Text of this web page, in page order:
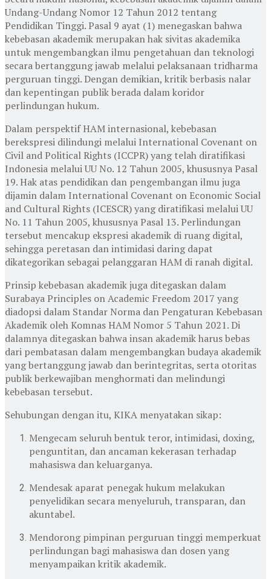
Undang-Undang Nomor 12 Tahun 2012 tentang
Pendidikan Tinggi. Pasal 9 ayat (1) menegaskan bahwa
kebebasan akademik merupakan hak sivitas akademika
untuk mengembangkan ilmu pengetahuan dan teknologi
secara bertanggung jawab melalui pelaksanaan tridharma
perguruan tinggi. Dengan demikian, kritik berbasis nalar
dan kepentingan publik berada dalam koridor
perlindungan hukum.
Dalam perspektif HAM internasional, kebebasan
berekspresi dilindungi melalui International Covenant on
Civil and Political Rights (ICCPR) yang telah diratifikasi
Indonesia melalui UU No. 12 Tahun 2005, khususnya Pasal
19. Hak atas pendidikan dan pengembangan ilmu juga
dijamin dalam International Covenant on Economic Social
and Cultural Rights (ICESCR) yang diratifikasi melalui UU
No. 11 Tahun 2005, khususnya Pasal 13. Perlindungan
tersebut mencakup ekspresi akademik di ruang digital,
sehingga peretasan dan intimidasi daring dapat
dikategorikan sebagai pelanggaran HAM di ranah digital.
Prinsip kebebasan akademik juga ditegaskan dalam
Surabaya Principles on Academic Freedom 2017 yang
diadopsi dalam Standar Norma dan Pengaturan Kebebasan
Akademik oleh Komnas HAM Nomor 5 Tahun 2021. Di
dalamnya ditegaskan bahwa insan akademik harus bebas
dari pembatasan dalam mengembangkan budaya akademik
yang bertanggung jawab dan berintegritas, serta otoritas
publik berkewajiban menghormati dan melindungi
kebebasan tersebut.
Sehubungan dengan itu, KIKA menyatakan sikap:
Mengecam seluruh bentuk teror, intimidasi, doxing,
penguntitan, dan ancaman kekerasan terhadap
mahasiswa dan keluarganya.
Mendesak aparat penegak hukum melakukan
penyelidikan secara menyeluruh, transparan, dan
akuntabel.
Mendorong pimpinan perguruan tinggi memperkuat
perlindungan bagi mahasiswa dan dosen yang
menyampaikan kritik akademik.